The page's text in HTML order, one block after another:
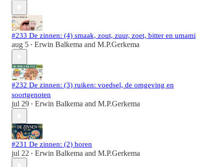
#233 De zinnen: (4) smaak, zout, zuur, zoet, bitter en umami
aug 5 • Erwin Balkema and M.P.Gerkema
#232 De zinnen: (3) ruiken: voedsel, de omgeving en
soortgenoten
jul 29 • Erwin Balkema and M.P.Gerkema
#231 De zinnen: (2) horen
jul 22 • Erwin Balkema and M.P.Gerkema